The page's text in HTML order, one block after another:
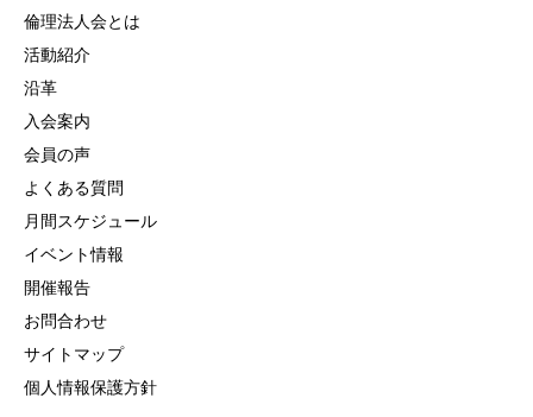
倫理法人会とは
活動紹介
沿革
入会案内
会員の声
よくある質問
月間スケジュール
イベント情報
開催報告
お問合わせ
サイトマップ
個人情報保護方針